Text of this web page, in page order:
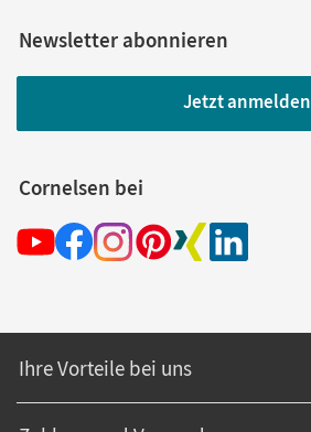
Newsletter abonnieren
Jetzt anmelden
Cornelsen bei
Ihre Vorteile bei uns